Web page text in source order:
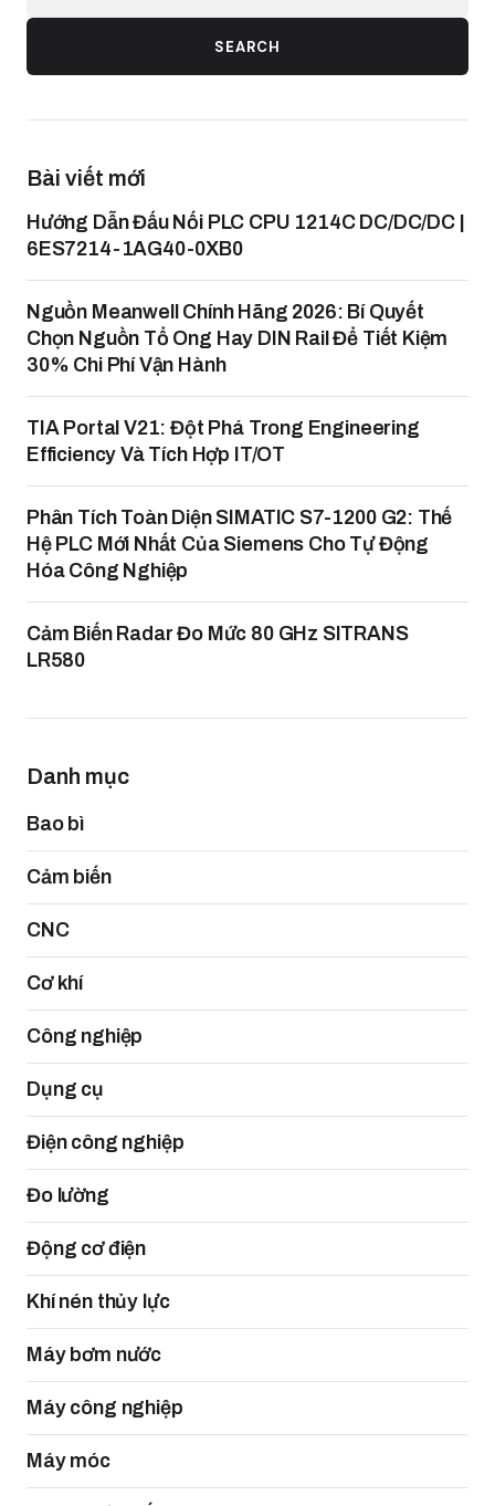
SEARCH
Bài viết mới
Hướng Dẫn Đấu Nối PLC CPU 1214C DC/DC/DC |
6ES7214-1AG40-0XB0
Nguồn Meanwell Chính Hãng 2026: Bí Quyết
Chọn Nguồn Tổ Ong Hay DIN Rail Để Tiết Kiệm
30% Chi Phí Vận Hành
TIA Portal V21: Đột Phá Trong Engineering
Efficiency Và Tích Hợp IT/OT
Phân Tích Toàn Diện SIMATIC S7-1200 G2: Thế
Hệ PLC Mới Nhất Của Siemens Cho Tự Động
Hóa Công Nghiệp
Cảm Biến Radar Đo Mức 80 GHz SITRANS
LR580
Danh mục
Bao bì
Cảm biến
CNC
Cơ khí
Công nghiệp
Dụng cụ
Điện công nghiệp
Đo lường
Động cơ điện
Khí nén thủy lực
Máy bơm nước
Máy công nghiệp
Máy móc